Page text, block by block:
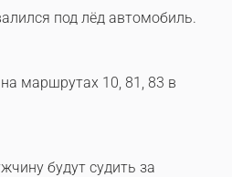
под лёд автомобиль.
маршрутах 10, 81, 83 в
будут судить за